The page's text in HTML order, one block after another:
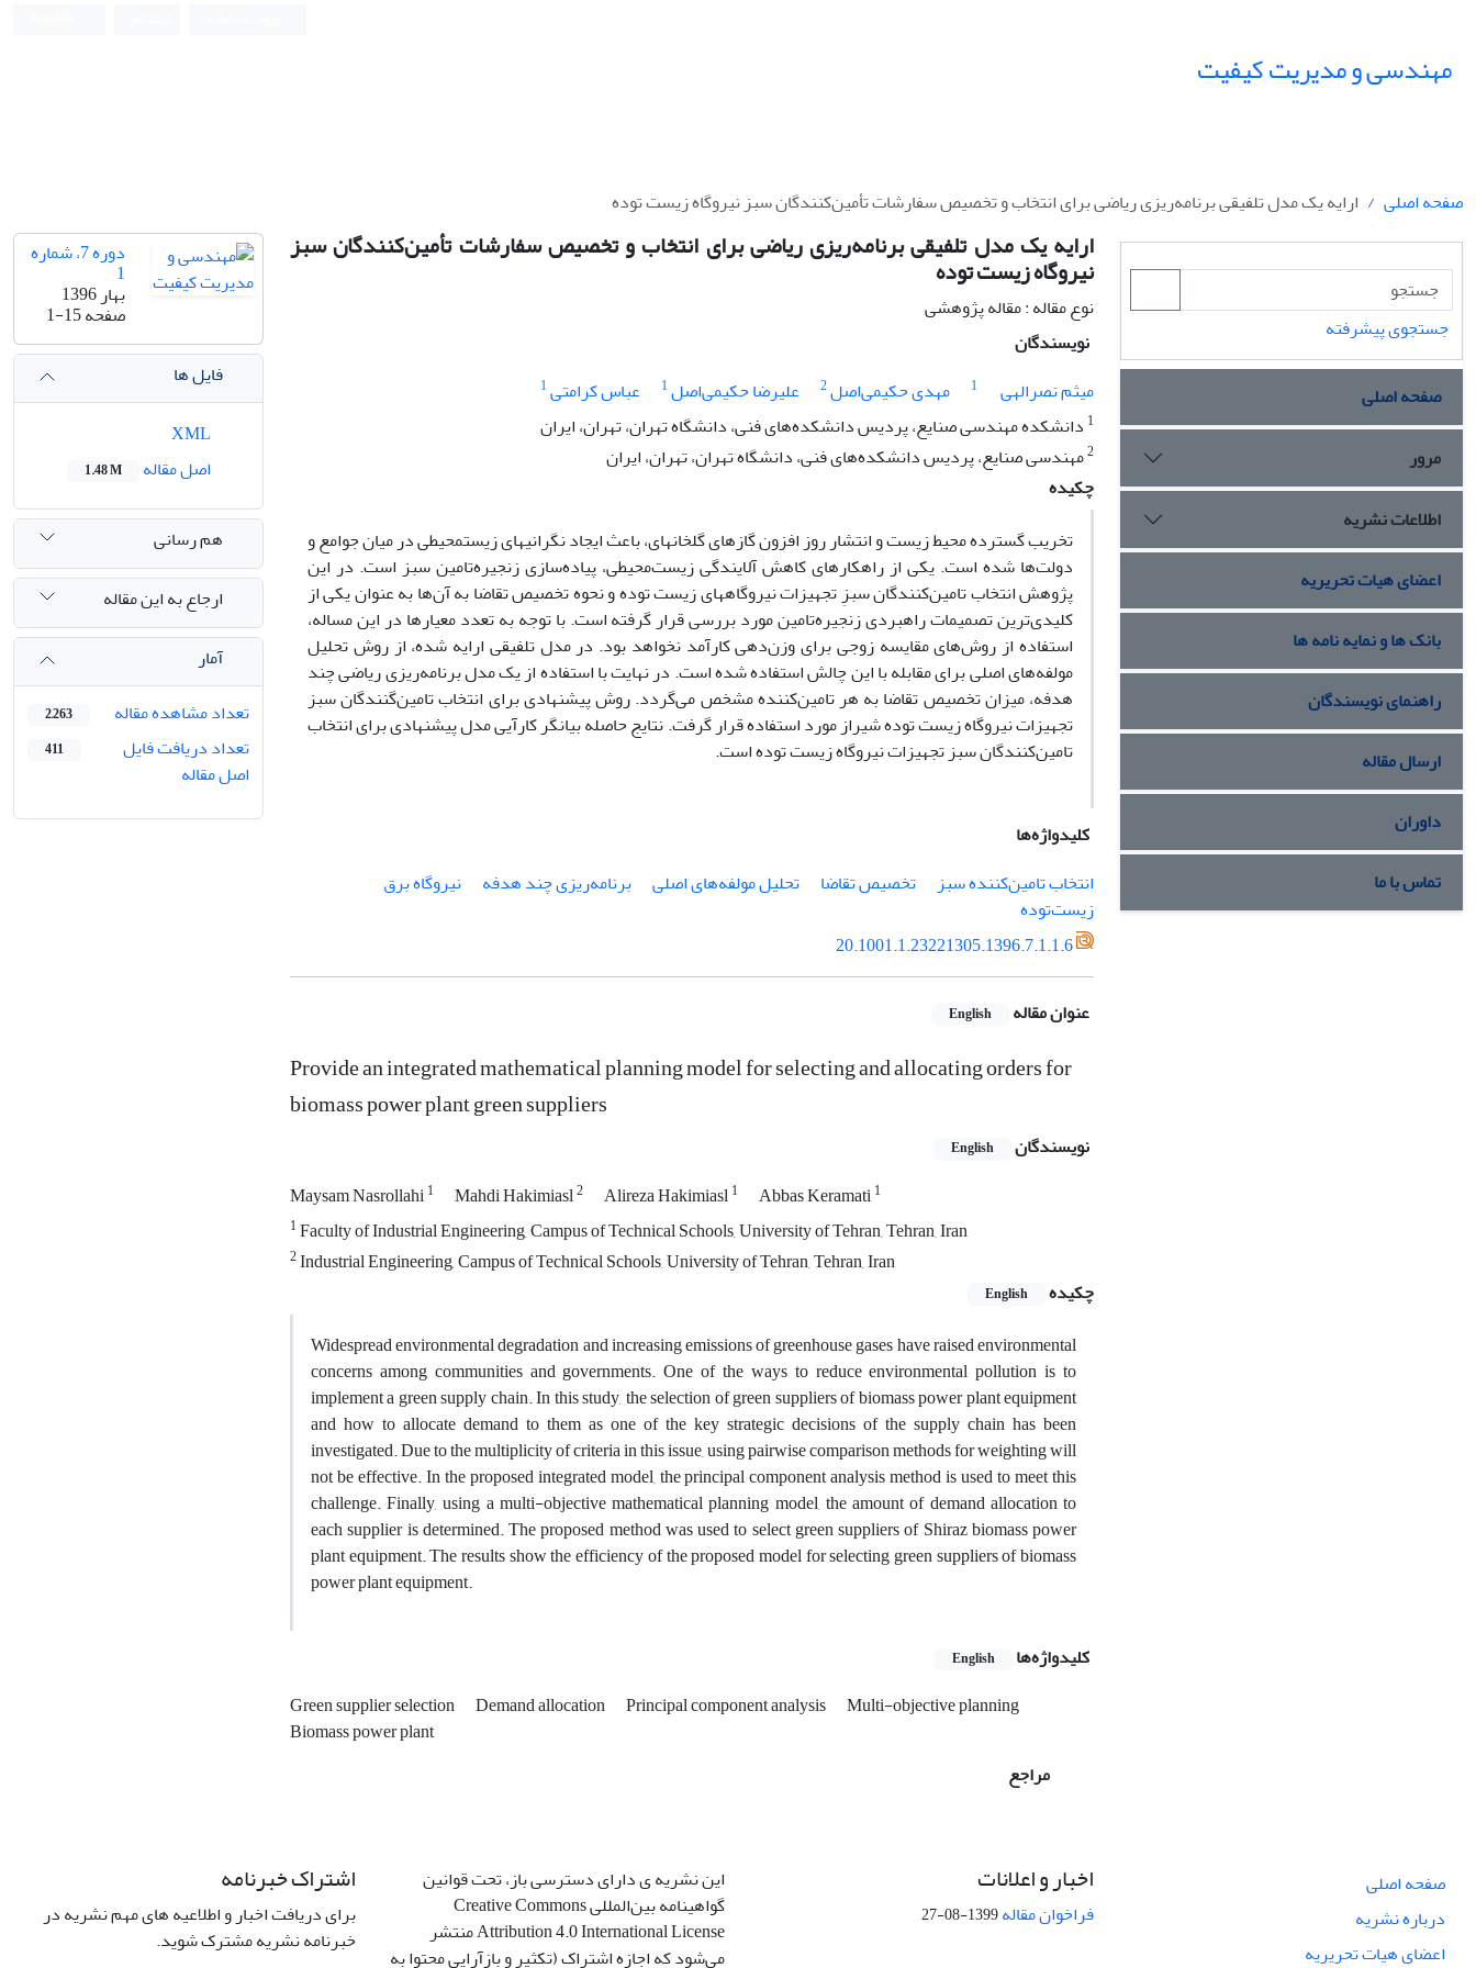
مهندسی و مدیریت کیفیت
صفحه اصلی ارایه یک مدل تلفیقی برنامه‌ریزی ریاضی برای انتخاب و تخصیص سفارشات تأمین‌کنندگان سبز نیروگاه زیست توده
ارایه یک مدل تلفیقی برنامه‌ریزی ریاضی برای انتخاب و تخصیص سفارشات تأمین‌کنندگان سبز
نیروگاه زیست توده
نوع مقاله : مقاله پژوهشی
نویسندگان
میثم نصرالهی
1 مهدی حکیمی‌اصل2 علیرضا حکیمی‌اصل1 عباس کرامتی1
1 دانشکده مهندسی صنایع، پردیس دانشکده‌های فنی، دانشگاه تهران، تهران، ایران
2مهندسی صنایع، پردیس دانشکده‌های فنی، دانشگاه تهران، تهران، ایران
چکیده
تخریب گسترده محیط زیست و انتشار روز افزون گازهای گلخانه­ای، باعث ایجاد نگرانی­های زیست­محیطی در میان جوامع و
دولت‌ها شده است. یکی از راهکارهای کاهش آلایندگی زیست‌محیطی، پیاده‌سازی زنجیره‌تامین سبز است. در این
پژوهش انتخاب تامین‌کنندگان سبزِ تجهیزات نیروگاه­های زیست توده و نحوه تخصیص تقاضا به آن‌ها به عنوان یکی از
کلیدی‌ترین‌ تصمیمات راهبردی زنجیره‌تامین مورد بررسی قرار گرفته است. با توجه به تعدد معیارها در این مساله،
استفاده از روش‌های مقایسه زوجی برای وزن‌دهی کارآمد نخواهد بود. در مدل تلفیقی ارایه شده، از روش تحلیل
مولفه‌های اصلی برای مقابله با این چالش استفاده شده است. در نهایت با استفاده از یک مدل برنامه‌ریزی ریاضی چند
هدفه، میزان تخصیص تقاضا به هر تامین‌کننده مشخص می‌گردد. روش پیشنهادی برای انتخاب تامین‌گنندگان سبز
تجهیزات نیروگاه زیست توده شیراز مورد استفاده قرار گرفت. نتایج حاصله بیانگر کارآیی مدل پیشنهادی برای انتخاب
تامین‌کنندگان سبز تجهیزات نیروگاه زیست توده است.
کلیدواژه‌ها
انتخاب تامین‌کننده سبز
تخصیص تقاضا تحلیل مولفه‌های اصلی برنامه‌ریزی چند هدفه
نیروگاه برق
زیست‌توده
20.1001.1.23221305.1396.7.1.1.6
عنوان مقاله English
Provide an integrated mathematical planning model for selecting and allocating orders for
biomass power plant green suppliers
نویسندگان English
Maysam Nasrollahi1 Mahdi Hakimiasl2 Alireza Hakimiasl1 Abbas Keramati1
1Faculty of Industrial Engineering, Campus of Technical Schools, University of Tehran, Tehran, Iran
2Industrial Engineering, Campus of Technical Schools, University of Tehran, Tehran, Iran
چکیده
English
Widespread environmental degradation and increasing emissions of greenhouse gases have raised environmental
concerns among communities and governments. One of the ways to reduce environmental pollution is to
implement a green supply chain. In this study, the selection of green suppliers of biomass power plant equipment
and how to allocate demand to them as one of the key strategic decisions of the supply chain has been
investigated. Due to the multiplicity of criteria in this issue, using pairwise comparison methods for weighting will
not be effective. In the proposed integrated model, the principal component analysis method is used to meet this
challenge. Finally, using a multi-objective mathematical planning model, the amount of demand allocation to
each supplier is determined. The proposed method was used to select green suppliers of Shiraz biomass power
plant equipment. The results show the efficiency of the proposed model for selecting green suppliers of biomass
power plant equipment.
کلیدواژه‌ها English
Green supplier selection Demand allocation Principal component analysis
Multi-objective planning
Biomass power plant
مراجع
دوره 7، شماره
1
بهار 1396
صفحه1-15
فایل ها
اصل مقاله
1.48 M
هم رسانی
ارجاع به این مقاله
آمار
تعداد مشاهده مقاله
2,263
تعداد دریافت فایل
اصل مقاله
411
جستجوی پیشرفته
صفحه اصلی
مرور
اطلاعات نشریه
اعضای هیات تحریریه
بانک ها و نمایه نامه ها
راهنمای نویسندگان
ارسال مقاله
داوران
تماس با ما
صفحه اصلی
درباره نشریه
اعضای هیات تحریریه
اخبار و اعلانات
فراخوان مقاله1399-08-27
این نشریه ی دارای دسترسی باز، تحت قوانین
گواهینامه بین‌المللی Creative Commons
Attribution 4.0 International License منتشر
می‌شود که اجازه اشتراک (تکثیر و بازآرایی محتوا به
اشتراک خبرنامه
برای دریافت اخبار و اطلاعیه های مهم نشریه در
خبرنامه نشریه مشترک شوید.